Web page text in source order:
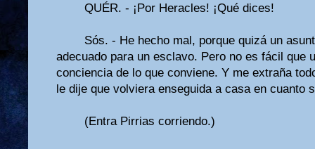
QUÉR. - ¡Por Heracles! ¡Qué dices!
Sós. - He hecho mal, porque quizá un
adecuado para un esclavo. Pero no es fácil que
conciencia de lo que conviene. Y me extraña
le dije que volviera enseguida a casa en cuanto
(Entra Pirrias corriendo.)